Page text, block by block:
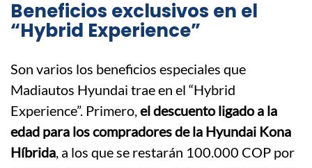
Beneficios exclusivos en el
“Hybrid Experience”
Son varios los beneficios especiales que
Madiautos Hyundai trae en el “Hybrid
Experience”. Primero,el descuento ligado a la
edad para los compradores de la Hyundai Kona
Híbrida, a los que se restarán 100.000 COP por